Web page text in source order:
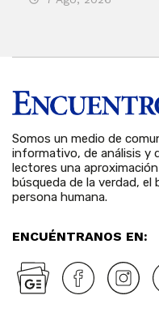
Somos un medio de
informativo, de análisis y
lectores una
búsqueda de la verdad, el
persona humana.
ENCUÉNTRANOS EN: